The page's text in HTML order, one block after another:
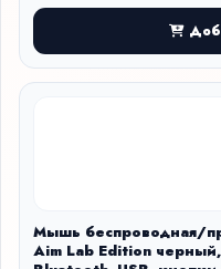
Мышь беспроводная/
Aim Lab Edition